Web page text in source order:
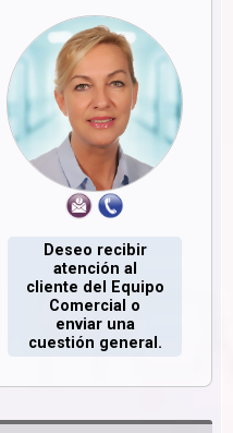
Deseo recibir
atención al
cliente del Equipo
Comercial o
enviar una
cuestión general.